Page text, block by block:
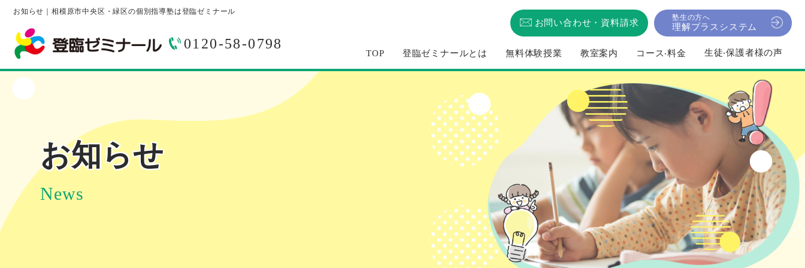
お知らせ｜相模原市中央区・緑区の個別指導塾は登臨ゼミナール
0120-58-0798
お問い合わせ ・ 資料請求
塾生の方へ
理解プラスシステム
TOP 登臨ゼミナールとは 無料体験授業 教室案内 コース‧料⾦ ⽣徒‧保護者様の声
お知らせ
News